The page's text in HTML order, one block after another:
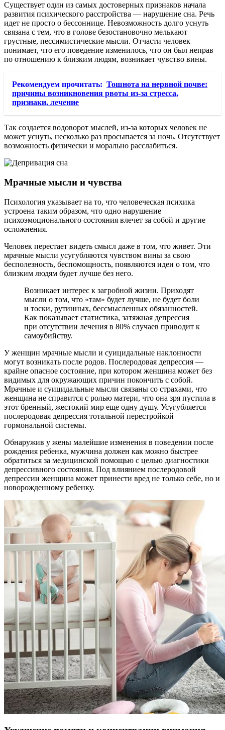
Существует один из самых достоверных признаков начала
развития психического расстройства — нарушение сна. Речь
идет не просто о бессоннице. Невозможность долго уснуть
связана с тем, что в голове безостановочно мелькают
грустные, пессимистические мысли. Отчасти человек
понимает, что его поведение изменилось, что он был неправ
по отношению к близким людям, возникает чувство вины.
Рекомендуем прочитать: Тошнота на нервной почве:
причины возникновения рвоты из-за стресса,
признаки, лечение
Так создается водоворот мыслей, из-за которых человек не
может уснуть, несколько раз просыпается за ночь. Отсутствует
возможность физически и морально расслабиться.
Мрачные мысли и чувства
Психология указывает на то, что человеческая психика
устроена таким образом, что одно нарушение
психоэмоционального состояния влечет за собой и другие
осложнения.
Человек перестает видеть смысл даже в том, что живет. Эти
мрачные мысли усугубляются чувством вины за свою
бесполезность, беспомощность, появляются идеи о том, что
близким людям будет лучше без него.
Возникает интерес к загробной жизни. Приходят
мысли о том, что «там» будет лучше, не будет боли
и тоски, рутинных, бессмысленных обязанностей.
Как показывает статистика, затяжная депрессия
при отсутствии лечения в 80% случаев приводит к
самоубийству.
У женщин мрачные мысли и суицидальные наклонности
могут возникать после родов. Послеродовая депрессия —
крайне опасное состояние, при котором женщина может без
видимых для окружающих причин покончить с собой.
Мрачные и суицидальные мысли связаны со страхами, что
женщина не справится с ролью матери, что она зря пустила в
этот бренный, жестокий мир еще одну душу. Усугубляется
послеродовая депрессия тотальной перестройкой
гормональной системы.
Обнаружив у жены малейшие изменения в поведении после
рождения ребенка, мужчина должен как можно быстрее
обратиться за медицинской помощью с целью диагностики
депрессивного состояния. Под влиянием послеродовой
депрессии женщина может принести вред не только себе, но и
новорожденному ребенку.